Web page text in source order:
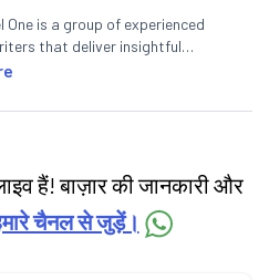
One is a group of experienced
that deliver insightful
stock market, IPO, economy,
हैं! बाज़ार की जानकारी और
चैनल से जुड़ें।